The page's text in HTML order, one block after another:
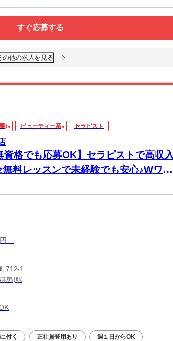
すぐ応募する
の他の求人を見る
) ビューティー系 セラピスト
資格でも応募OK】セラピストで高収入
無料レッスンで未経験でも安心♪Wワー
円
712-1
馬)駅
付く 正社員登用あり 週１日からOK